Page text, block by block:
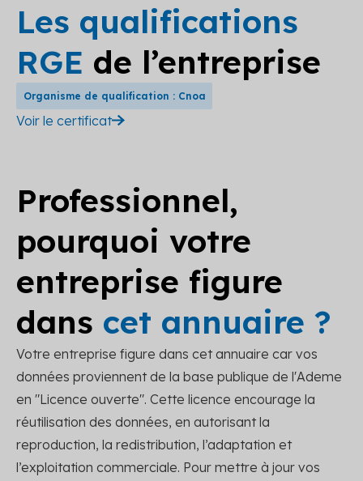
Les qualifications
RGE de l’entreprise
Organisme de qualification : Cnoa
Voir le certificat
Professionnel,
pourquoi votre
entreprise figure
dans cet annuaire ?
Votre entreprise figure dans cet annuaire car vos
données proviennent de la base publique de l'Ademe
en "Licence ouverte". Cette licence encourage la
réutilisation des données, en autorisant la
reproduction, la redistribution, l’adaptation et
l’exploitation commerciale. Pour mettre à jour vos